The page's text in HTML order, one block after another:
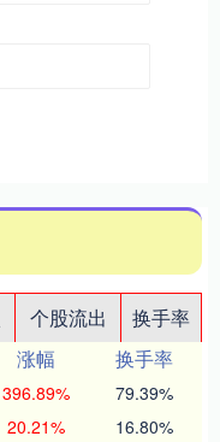
个股流出
换手率
涨幅
换手率
396.89% 79.39%
20.21% 16.80%